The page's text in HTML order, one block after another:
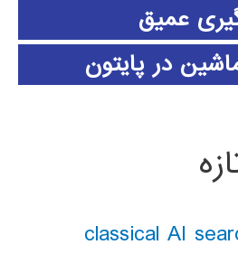
عمیق
در پایتون